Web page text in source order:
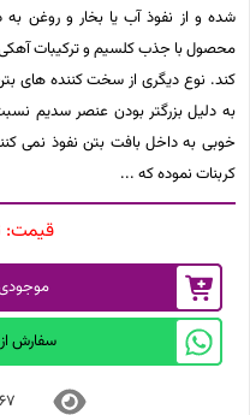
شده و از نفوذ آب یا بخار و روغن
محصول با جذب کلسیم و ترکیبات
کند. نوع دیگری از سخت کننده های
به دلیل بزرگتر بودن عنصر سدیم
خوبی به داخل بافت بتن نفوذ نمی
کربنات نموده که
قیمت:
موجودی
سفارش